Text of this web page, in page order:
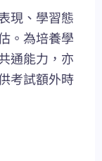
現、學習態
。為培養學
通能力，亦
考試額外時